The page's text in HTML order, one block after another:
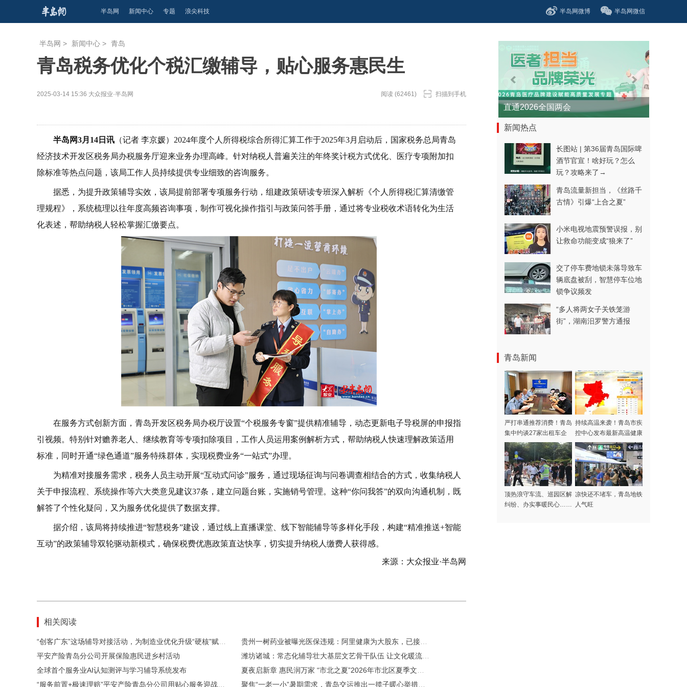
半岛网 新闻中心 专题 浪尖科技 半岛网微博 半岛网微信
半岛网 > 新闻中心 > 青岛
青岛税务优化个税汇缴辅导，贴心服务惠民生
2025-03-14 15:36 大众报业·半岛网 阅读 (62461) 扫描到手机
半岛网3月14日讯 （记者 李京媛）2024年度个人所得税综合所得汇算工作于2025年3月启动后，国家税务总局青岛
经济技术开发区税务局办税服务厅迎来业务办理高峰。针对纳税人普遍关注的年终奖计税方式优化、医疗专项附加扣
除标准等热点问题，该局工作人员持续提供专业细致的咨询服务。
据悉，为提升政策辅导实效，该局提前部署专项服务行动，组建政策研读专班深入解析《个人所得税汇算清缴管
理规程》，系统梳理以往年度高频咨询事项，制作可视化操作指引与政策问答手册，通过将专业税收术语转化为生活
化表述，帮助纳税人轻松掌握汇缴要点。
在服务方式创新方面，青岛开发区税务局办税厅设置“个税服务专窗”提供精准辅导，动态更新电子导税屏的申报指
引视频。特别针对赡养老人、继续教育等专项扣除项目，工作人员运用案例解析方式，帮助纳税人快速理解政策适用
标准，同时开通“绿色通道”服务特殊群体，实现税费业务“一站式”办理。
为精准对接服务需求，税务人员主动开展“互动式问诊”服务，通过现场征询与问卷调查相结合的方式，收集纳税人
关于申报流程、系统操作等六大类意见建议37条，建立问题台账，实施销号管理。这种“你问我答”的双向沟通机制，既
解答了个性化疑问，又为服务优化提供了数据支撑。
据介绍，该局将持续推进“智慧税务”建设，通过线上直播课堂、线下智能辅导等多样化手段，构建“精准推送+智能
互动”的政策辅导双轮驱动新模式，确保税费优惠政策直达快享，切实提升纳税人缴费人获得感。
来源：大众报业·半岛网
相关阅读
平安产险青岛分公司开展保险惠民进乡村活动
全球首个服务业AI认知测评与学习辅导系统发布
直通2026全国两会
新闻热点
长图站 | 第36届青岛国际啤
酒节官宣！啥好玩？怎么
玩？攻略来了→
青岛流量新担当，《丝路千
古情》引爆“上合之夏”
小米电视地震预警误报，别
让救命功能变成“狼来了”
交了停车费地锁未落导致车
辆底盘被刮，智慧停车位地
锁争议频发
“多人将两女子关铁笼游
街”，湖南汨罗警方通报
青岛新闻
严打串通推荐消费！青岛
集中约谈27家出租车企
业
持续高温来袭！青岛市疾
控中心发布最新高温健康
风险提示
顶热浪守车流、巡园区解
纠纷、办实事暖民心……
凉快还不堵车，青岛地铁
人气旺